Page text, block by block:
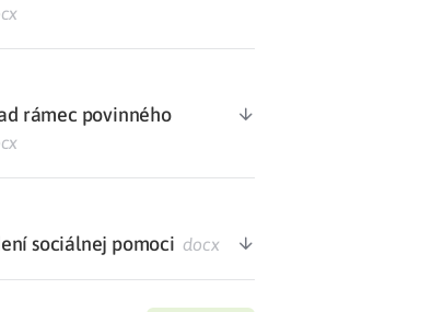
rámec povinného
sociálnej pomoci docx